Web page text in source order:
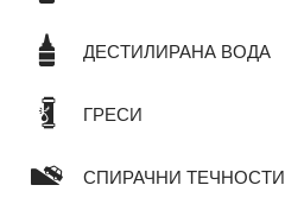
ДЕСТИЛИРАНА ВОДА
ГРЕСИ
СПИРАЧНИ ТЕЧНОСТИ